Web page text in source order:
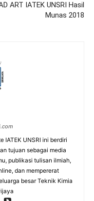
ART IATEK UNSRI Hasil
Munas 2018
IATEK UNSRI ini berdiri
tujuan sebagai media
publikasi tulisan ilmiah,
dan mempererat
besar Teknik Kimia